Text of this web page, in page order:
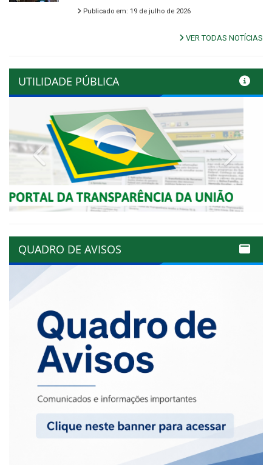
Publicado em: 19 de julho de 2026
VER TODAS NOTÍCIAS
UTILIDADE PÚBLICA
Previous
QUADRO DE AVISOS